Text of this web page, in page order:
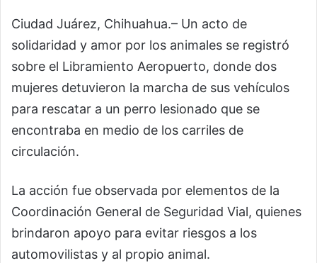
Ciudad Juárez, Chihuahua.– Un acto de
solidaridad y amor por los animales se registró
sobre el Libramiento Aeropuerto, donde dos
mujeres detuvieron la marcha de sus vehículos
para rescatar a un perro lesionado que se
encontraba en medio de los carriles de
circulación.
La acción fue observada por elementos de la
Coordinación General de Seguridad Vial, quienes
brindaron apoyo para evitar riesgos a los
automovilistas y al propio animal.